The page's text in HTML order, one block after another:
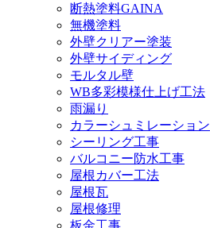
断熱塗料GAINA
無機塗料
外壁クリアー塗装
外壁サイディング
モルタル壁
WB多彩模様仕上げ工法
雨漏り
カラーシュミレーション
シーリング工事
バルコニー防水工事
屋根カバー工法
屋根瓦
屋根修理
板金工事